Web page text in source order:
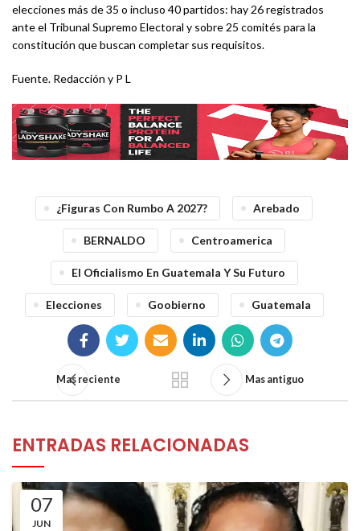
elecciones más de 35 o incluso 40 partidos: hay 26 registrados
ante el Tribunal Supremo Electoral y sobre 25 comités para la
constitución que buscan completar sus requisitos.
Fuente. Redacción y P L
¿figuras Con Rumbo A 2027? Arebado
BERNALDO Centroamerica
El Oficialismo En Guatemala Y Su Futuro
Elecciones Goobierno Guatemala
Mas reciente Mas antiguo
ENTRADAS RELACIONADAS
07
JUN